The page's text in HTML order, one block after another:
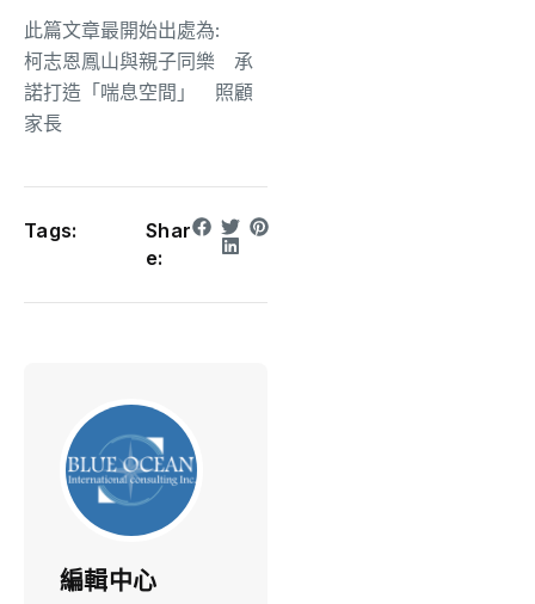
此篇文章最開始出處為:
柯志恩鳳山與親子同樂 承
諾打造「喘息空間」 照顧
家長
Tags:
Shar
e:
編輯中心